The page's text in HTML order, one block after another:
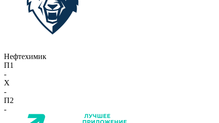
Нефтехимик
П1
-
X
-
П2
-